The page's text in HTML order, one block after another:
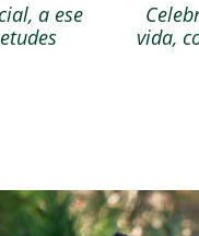
a ese
vida,